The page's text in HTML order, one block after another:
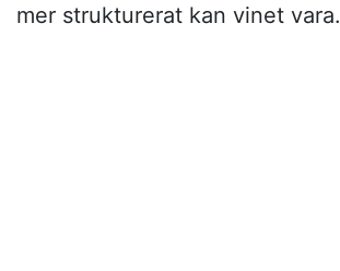
mer strukturerat kan vinet vara.